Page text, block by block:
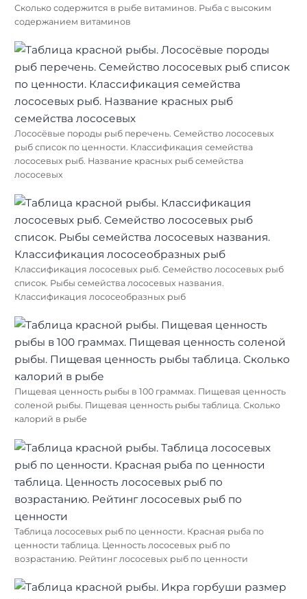
Сколько содержится в рыбе витаминов. Рыба с высоким
содержанием витаминов
Лососёвые породы рыб перечень. Семейство лососевых
рыб список по ценности. Классификация семейства
лососевых рыб. Название красных рыб семейства
лососевых
Классификация лососевых рыб. Семейство лососевых рыб
список. Рыбы семейства лососевых названия.
Классификация лососеобразных рыб
Пищевая ценность рыбы в 100 граммах. Пищевая ценность
соленой рыбы. Пищевая ценность рыбы таблица. Сколько
калорий в рыбе
Таблица лососевых рыб по ценности. Красная рыба по
ценности таблица. Ценность лососевых рыб по
возрастанию. Рейтинг лососевых рыб по ценности